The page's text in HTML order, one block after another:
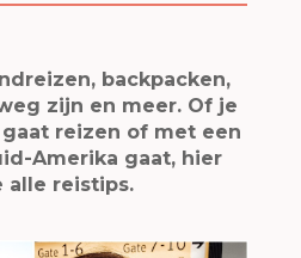
backpacken,
zijn en meer. Of je
reizen of met een
Amerika gaat, hier
alle reistips.